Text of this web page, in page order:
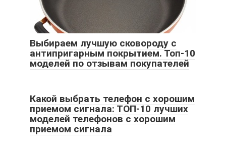
Выбираем лучшую сковороду с
антипригарным покрытием. Топ-10
моделей по отзывам покупателей
Какой выбрать телефон с хорошим
приемом сигнала: ТОП-10 лучших
моделей телефонов с хорошим
приемом сигнала